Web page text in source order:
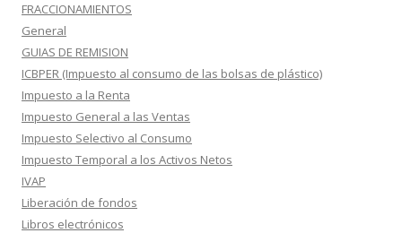
FRACCIONAMIENTOS
General
GUIAS DE REMISION
ICBPER (Impuesto al consumo de las bolsas de plástico)
Impuesto a la Renta
Impuesto General a las Ventas
Impuesto Selectivo al Consumo
Impuesto Temporal a los Activos Netos
IVAP
Liberación de fondos
Libros electrónicos